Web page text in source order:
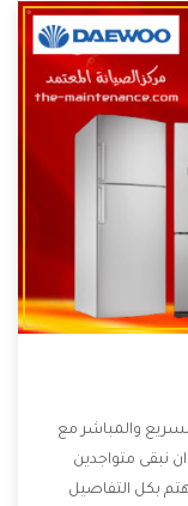
والمباشر مع
نبقى متواجدين
بكل التفاصيل